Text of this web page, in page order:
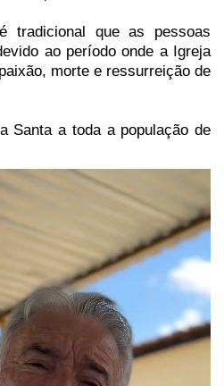
tradicional que as pessoas
ao período onde a Igreja
morte e ressurreição de
Santa a toda a população de